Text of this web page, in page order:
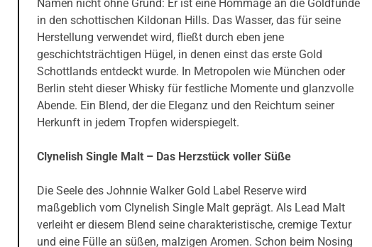
Namen nicht ohne Grund: Er ist eine Hommage an die Goldfunde
in den schottischen Kildonan Hills. Das Wasser, das für seine
Herstellung verwendet wird, fließt durch eben jene
geschichtsträchtigen Hügel, in denen einst das erste Gold
Schottlands entdeckt wurde. In Metropolen wie München oder
Berlin steht dieser Whisky für festliche Momente und glanzvolle
Abende. Ein Blend, der die Eleganz und den Reichtum seiner
Herkunft in jedem Tropfen widerspiegelt.
Clynelish Single Malt – Das Herzstück voller Süße
Die Seele des Johnnie Walker Gold Label Reserve wird
maßgeblich vom Clynelish Single Malt geprägt. Als Lead Malt
verleiht er diesem Blend seine charakteristische, cremige Textur
und eine Fülle an süßen, malzigen Aromen. Schon beim Nosing